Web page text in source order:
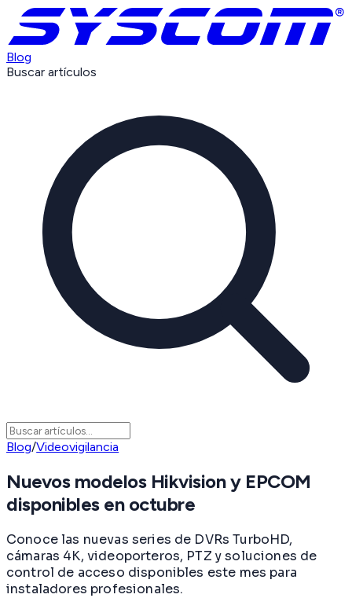
Blog
Buscar artículos
Blog/Videovigilancia
Nuevos modelos Hikvision y EPCOM
disponibles en octubre
Conoce las nuevas series de DVRs TurboHD,
cámaras 4K, videoporteros, PTZ y soluciones de
control de acceso disponibles este mes para
instaladores profesionales.